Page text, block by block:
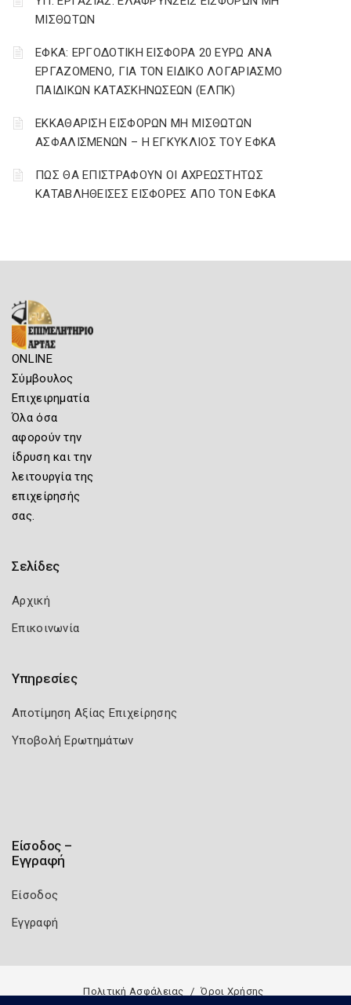
ΜΙΣΘΩΤΩΝ
ΕΦΚΑ: ΕΡΓΟΔΟΤΙΚΗ ΕΙΣΦΟΡΑ 20 ΕΥΡΩ ΑΝΑ
ΕΡΓΑΖΟΜΕΝΟ, ΓΙΑ ΤΟΝ ΕΙΔΙΚΟ ΛΟΓΑΡΙΑΣΜΟ
ΠΑΙΔΙΚΩΝ ΚΑΤΑΣΚΗΝΩΣΕΩΝ (ΕΛΠΚ)
ΕΚΚΑΘΑΡΙΣΗ ΕΙΣΦΟΡΩΝ ΜΗ ΜΙΣΘΩΤΩΝ
ΑΣΦΑΛΙΣΜΕΝΩΝ – Η ΕΓΚΥΚΛΙΟΣ ΤΟΥ ΕΦΚΑ
ΠΩΣ ΘΑ ΕΠΙΣΤΡΑΦΟΥΝ ΟΙ ΑΧΡΕΩΣΤΗΤΩΣ
ΚΑΤΑΒΛΗΘΕΙΣΕΣ ΕΙΣΦΟΡΕΣ ΑΠΟ ΤΟΝ ΕΦΚΑ
ONLINE
Σύμβουλος
Επιχειρηματία
Όλα όσα
αφορούν την
ίδρυση και την
λειτουργία της
επιχείρησής
σας.
Σελίδες
Αρχική
Επικοινωνία
Υπηρεσίες
Αποτίμηση Αξίας Επιχείρησης
Υποβολή Ερωτημάτων
Είσοδος –
Εγγραφή
Είσοδος
Εγγραφή
Πολιτική Ασφάλειας Όροι Χρήσης